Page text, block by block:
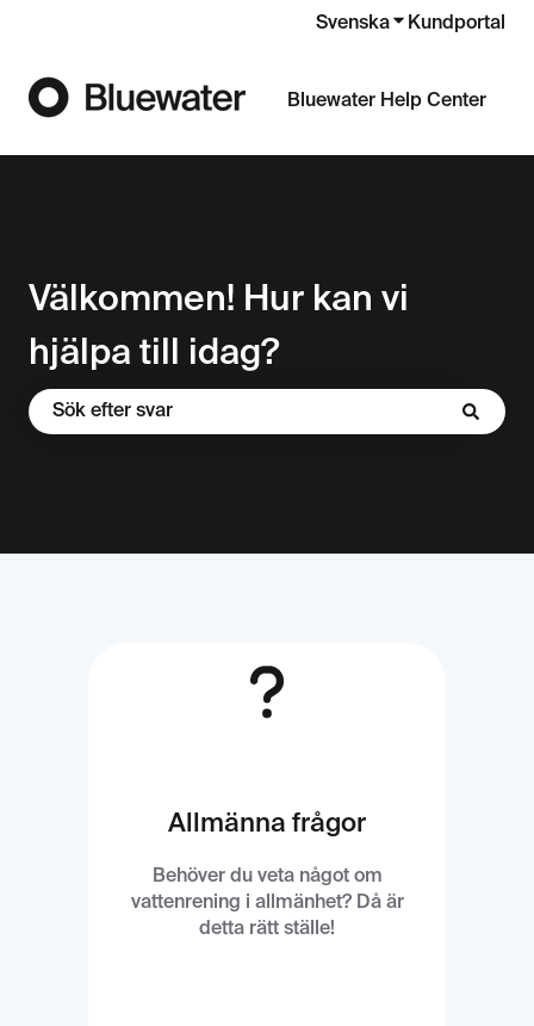
SvenskaVisaKundportal
Bluewater Help Center
Välkommen! Hur kan vi
hjälpa till idag?
Allmänna frågor
Behöver du veta något om
vattenrening i allmänhet? Då är
detta rätt ställe!